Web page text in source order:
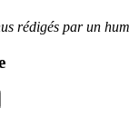
rédigés par un